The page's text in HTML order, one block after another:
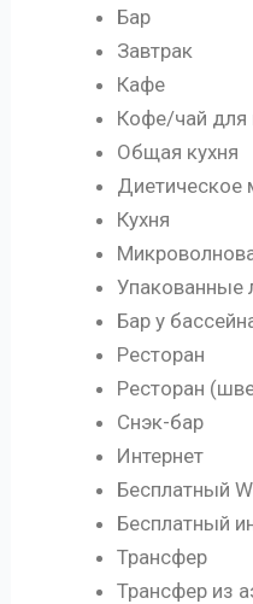
Бар
Завтрак
Кафе
Кофе/чай для
Общая кухня
Диетическое
Кухня
Упакованные
Бар у
Ресторан
Ресторан
Снэк-бар
Интернет
Бесплатный
Бесплатный
Трансфер
Трансфер из